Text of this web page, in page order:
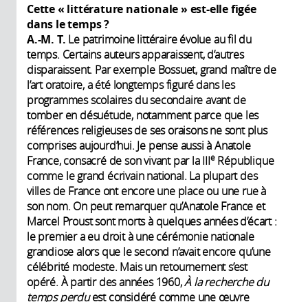
Cette « littérature nationale » est-elle figée
dans le temps ?
A.-M. T. Le patrimoine littéraire évolue au fil du
temps. Certains auteurs apparaissent, d’autres
disparaissent. Par exemple Bossuet, grand maître de
l’art oratoire, a été longtemps figuré dans les
programmes scolaires du secondaire avant de
tomber en désuétude, notamment parce que les
références religieuses de ses oraisons ne sont plus
comprises aujourd’hui. Je pense aussi à Anatole
France, consacré de son vivant par la IIIeRépublique
comme le grand écrivain national. La plupart des
villes de France ont encore une place ou une rue à
son nom. On peut remarquer qu’Anatole France et
Marcel Proust sont morts à quelques années d’écart :
le premier a eu droit à une cérémonie nationale
grandiose alors que le second n’avait encore qu’une
célébrité modeste. Mais un retournement s’est
opéré. À partir des années 1960,Àla recherche du
temps perduest considéré comme une œuvre